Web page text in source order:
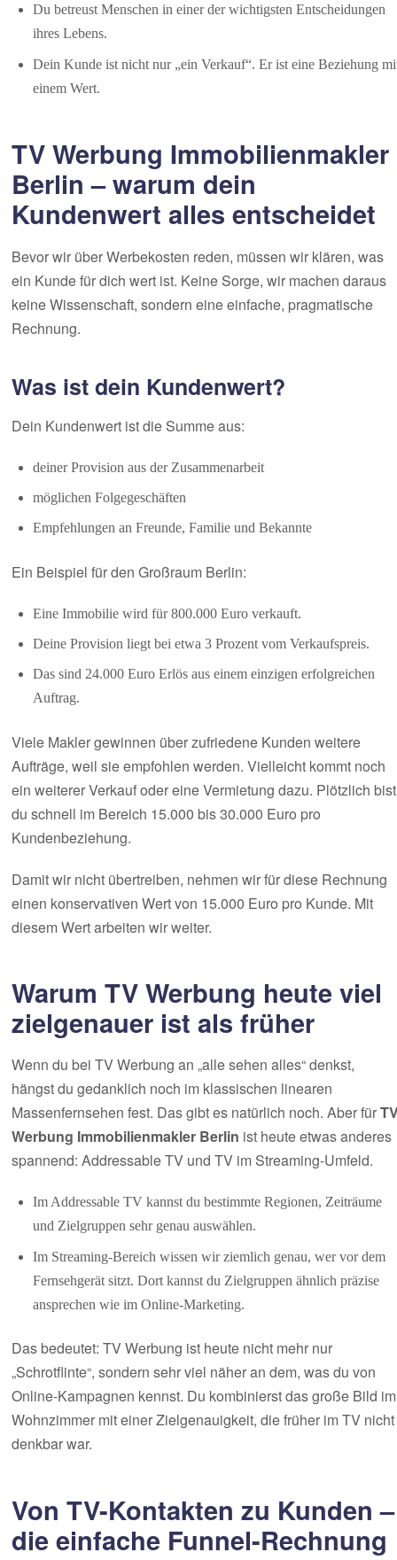
Du betreust Menschen in einer der wichtigsten Entscheidungen
ihres Lebens.
Dein Kunde ist nicht nur „ein Verkauf“. Er ist eine Beziehung
einem Wert.
TV Werbung Immobilienmakler
Berlin – warum dein
Kundenwert alles entscheidet
Bevor wir über Werbekosten reden, müssen wir klären, was
ein Kunde für dich wert ist. Keine Sorge, wir machen daraus
keine Wissenschaft, sondern eine einfache, pragmatische
Rechnung.
Was ist dein Kundenwert?
Dein Kundenwert ist die Summe aus:
deiner Provision aus der Zusammenarbeit
möglichen Folgegeschäften
Empfehlungen an Freunde, Familie und Bekannte
Ein Beispiel für den Großraum Berlin:
Eine Immobilie wird für 800.000 Euro verkauft.
Deine Provision liegt bei etwa 3 Prozent vom Verkaufspreis.
Das sind 24.000 Euro Erlös aus einem einzigen erfolgreichen
Auftrag.
Viele Makler gewinnen über zufriedene Kunden weitere
Aufträge, weil sie empfohlen werden. Vielleicht kommt noch
ein weiterer Verkauf oder eine Vermietung dazu. Plötzlich bist
du schnell im Bereich 15.000 bis 30.000 Euro pro
Kundenbeziehung.
Damit wir nicht übertreiben, nehmen wir für diese Rechnung
einen konservativen Wert von 15.000 Euro pro Kunde. Mit
diesem Wert arbeiten wir weiter.
Warum TV Werbung heute viel
zielgenauer ist als früher
Wenn du bei TV Werbung an „alle sehen alles“ denkst,
hängst du gedanklich noch im klassischen linearen
Massenfernsehen fest. Das gibt es natürlich noch. Aber für
Werbung Immobilienmakler Berlin ist heute etwas anderes
spannend: Addressable TV und TV im Streaming-Umfeld.
Im Addressable TV kannst du bestimmte Regionen, Zeiträume
und Zielgruppen sehr genau auswählen.
Im Streaming-Bereich wissen wir ziemlich genau, wer vor dem
Fernsehgerät sitzt. Dort kannst du Zielgruppen ähnlich präzise
ansprechen wie im Online-Marketing.
Das bedeutet: TV Werbung ist heute nicht mehr nur
„Schrotflinte“, sondern sehr viel näher an dem, was du von
Online-Kampagnen kennst. Du kombinierst das große Bild im
Wohnzimmer mit einer Zielgenauigkeit, die früher im TV nicht
denkbar war.
Von TV-Kontakten zu Kunden –
die einfache Funnel-Rechnung